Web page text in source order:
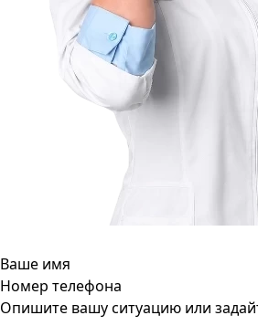
Ваше имя
Номер телефона
Опишите вашу ситуацию или